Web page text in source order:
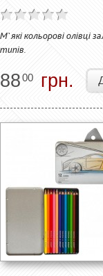
М`які кольорові олівці
типів.
8800 грн.